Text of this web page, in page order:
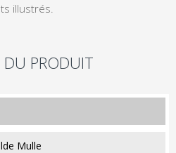
illustrés.
DU PRODUIT
Mulle